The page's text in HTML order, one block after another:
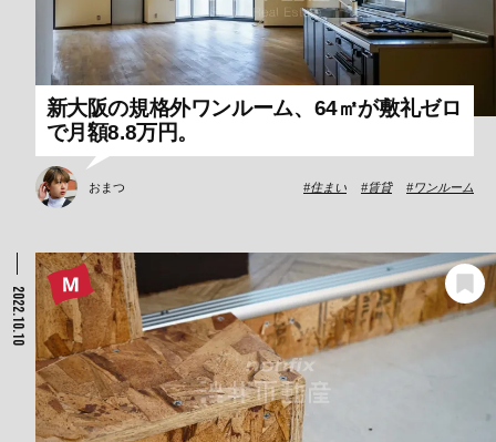
新大阪の規格外ワンルーム、64㎡が敷礼ゼロ
で月額8.8万円。
おまつ 住まい 賃貸 ワンルーム
2022.10.10